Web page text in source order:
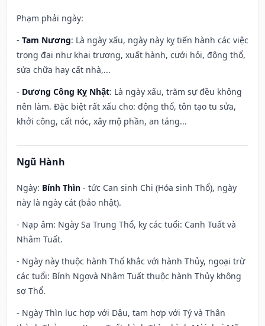
Phạm phải ngày:
- Tam Nương: Là ngày xấu, ngày này kỵ tiến hành các việc
trọng đại như khai trương, xuất hành, cưới hỏi, động thổ,
sửa chữa hay cất nhà,...
- Dương Công Kỵ Nhật: Là ngày xấu, trăm sự đều không
nên làm. Đặc biệt rất xấu cho: động thổ, tôn tạo tu sửa,
khởi công, cất nóc, xây mộ phần, an táng...
Ngũ Hành
Ngày: Bính Thìn - tức Can sinh Chi (Hỏa sinh Thổ), ngày
này là ngày cát (bảo nhật).
- Nạp âm: Ngày Sa Trung Thổ, kỵ các tuổi: Canh Tuất và
Nhâm Tuất.
- Ngày này thuộc hành Thổ khắc với hành Thủy, ngoại trừ
các tuổi: Bính Ngọvà Nhâm Tuất thuộc hành Thủy không
sợ Thổ.
- Ngày Thìn lục hợp với Dậu, tam hợp với Tý và Thân